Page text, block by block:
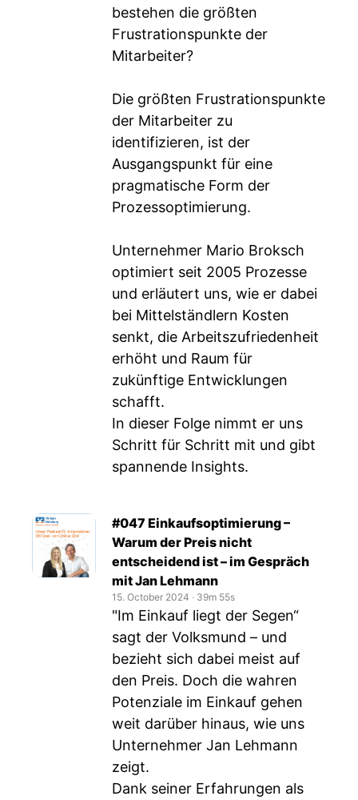
bestehen die größten
Frustrationspunkte der
Mitarbeiter?
Die größten Frustrationspunkte
der Mitarbeiter zu
identifizieren, ist der
Ausgangspunkt für eine
pragmatische Form der
Prozessoptimierung.
Unternehmer Mario Broksch
optimiert seit 2005 Prozesse
und erläutert uns, wie er dabei
bei Mittelständlern Kosten
senkt, die Arbeitszufriedenheit
erhöht und Raum für
zukünftige Entwicklungen
schafft.
In dieser Folge nimmt er uns
Schritt für Schritt mit und gibt
spannende Insights.
#047 Einkaufsoptimierung –
Warum der Preis nicht
entscheidend ist – im Gespräch
mit Jan Lehmann
15. October 2024 ‧ 39m 55s
"Im Einkauf liegt der Segen“
sagt der Volksmund – und
bezieht sich dabei meist auf
den Preis. Doch die wahren
Potenziale im Einkauf gehen
weit darüber hinaus, wie uns
Unternehmer Jan Lehmann
zeigt.
Dank seiner Erfahrungen als